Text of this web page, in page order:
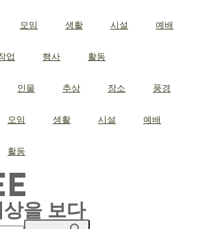
모임 생활 시설 예배
업 행사 활동
인물 추상 장소 풍경
모임 생활 시설 예배
활동
을 보다